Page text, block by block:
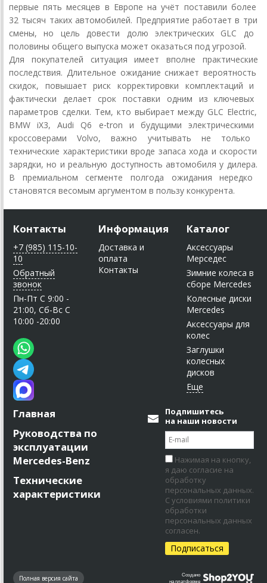
первые пять месяцев в Европе на учёт поставили более
32 тысяч такихавтомобилей. Предприятие работает в три
смены, но цель довести долю электрическихGLC до
половины общего выпуска может оказаться под угрозой.
Для покупателей ситуация имеет вполне практические
последствия. Длительное ожидание снижает вероятность
скидок, повышает риск корректировки комплектаций и
фактически делает срок поставки одним из ключевых
параметров сделки. Тем, кто выбирает между GLC Electric,
BMW iX3, Audi Q6 e‑tron и будущими электрическими
кроссоверами Volvo, важно учитывать не только
технические характеристики вроде запаса хода и скорости
зарядки, но и реальную доступность автомобиля у дилера.
В премиальном сегменте полгода ожидания нередко
становятся весомым аргументом в пользу конкурента.
Контакты
+7 (985) 115-10-
10
Обратный
звонок
Пн-Пт C 9:00 -
21:00, Сб-Вс С
10:00 -20:00
Информация
Доставка и
оплата
Контакты
Каталог
Аксессуары
Мерседес
Зимние колеса в
сборе Mercedes
Колесные диски
Mercedes
Аксессуары для
колес
Заглушки
колесных
дисков
Главная
Руководства по
эксплуатации
Mercedes-Benz
Технические
характеристики
Подпишитесь
на наши новости
Нажимая на кнопку,
я даю согласие на
обработку
персональных данных.
С условиями политики
обработки
персональных данных
согласен.
Создано
на платформе
Полная версия сайта